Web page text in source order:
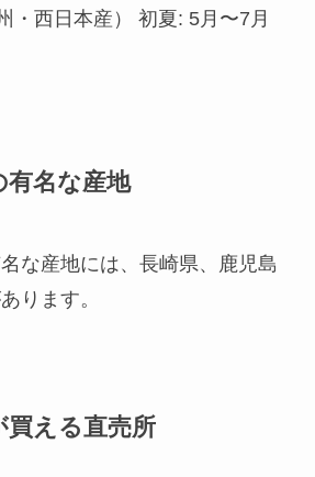
・西日本産） 初夏: 5月〜7月
名な産地
な産地には、長崎県、鹿児島
ります。
える直売所